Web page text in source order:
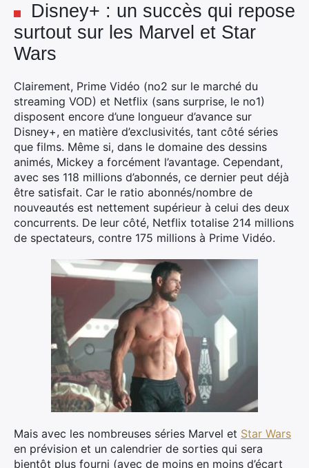
Disney+ : un succès qui repose
surtout sur les Marvel et Star
Wars
Clairement, Prime Vidéo (no2 sur le marché du
streaming VOD) et Netflix (sans surprise, le no1)
disposent encore d’une longueur d’avance sur
Disney+, en matière d’exclusivités, tant côté séries
que films. Même si, dans le domaine des dessins
animés, Mickey a forcément l’avantage. Cependant,
avec ses 118 millions d’abonnés, ce dernier peut déjà
être satisfait. Car le ratio abonnés/nombre de
nouveautés est nettement supérieur à celui des deux
concurrents. De leur côté, Netflix totalise 214 millions
de spectateurs, contre 175 millions à Prime Vidéo.
Mais avec les nombreuses séries Marvel et Star Wars
en prévision et un calendrier de sorties qui sera
bientôt plus fourni (avec de moins en moins d’écart